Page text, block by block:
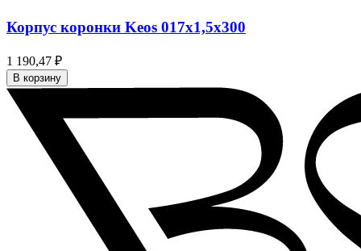
Корпус коронки Keos 017x1,5x300
1 190,47 ₽
В корзину